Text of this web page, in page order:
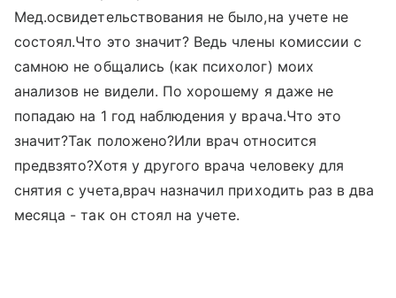
Мед.освидетельствования не было,на учете не
состоял.Что это значит? Ведь члены комиссии с
самною не общались (как психолог) моих
анализов не видели. По хорошему я даже не
попадаю на 1 год наблюдения у врача.Что это
значит?Так положено?Или врач относится
предвзято?Хотя у другого врача человеку для
снятия с учета,врач назначил приходить раз в два
месяца - так он стоял на учете.